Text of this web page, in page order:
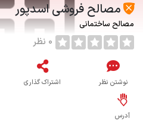
مصالح فروشی اسدپور
مصالح ساختمانی
0 نظر
نوشتن نظر اشتراک گذاری
آدرس